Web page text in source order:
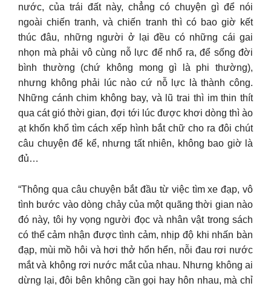
nước, của trái đất này, chẳng có chuyện gì để nói
ngoài chiến tranh, và chiến tranh thì có bao giờ kết
thúc đâu, những người ở lại đều có những cái gai
nhọn mà phải vô cùng nỗ lực để nhổ ra, để sống đời
bình thường (chứ không mong gì là phi thường),
nhưng không phải lúc nào cứ nỗ lực là thành công.
Những cánh chim không bay, và lũ trai thì im thin thít
qua cát gió thời gian, đợi tới lúc được khơi dòng thì ào
ạt khốn khổ tìm cách xếp hình bắt chữ cho ra đôi chút
câu chuyện để kể, nhưng tất nhiên, không bao giờ là
đủ…
“Thông qua câu chuyện bắt đầu từ việc tìm xe đạp, vô
tình bước vào dòng chảy của một quãng thời gian nào
đó này, tôi hy vọng người đọc và nhân vật trong sách
có thể cảm nhận được tình cảm, nhịp độ khi nhấn bàn
đạp, mùi mồ hôi và hơi thở hổn hển, nỗi đau rơi nước
mắt và không rơi nước mắt của nhau. Nhưng không ai
dừng lại, đôi bên không cần gọi hay hôn nhau, mà chỉ